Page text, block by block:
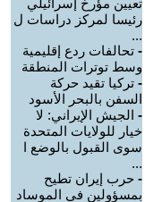
تعيين مؤرخ إسرائيلي
رئيسا لمركز دراسات ل
...
- تحالفات ردع إقليمية
وسط توترات المنطقة
- تركيا تقيد حركة
السفن بالبحر الأسود
- الجيش الإيراني: لا
خيار للولايات المتحدة
سوى القبول بالوضع ا
...
- حرب إيران تطيح
بمسؤولين في الموساد